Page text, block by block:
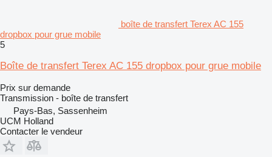
boîte de transfert Terex AC 155
dropbox pour grue mobile
5
Boîte de transfert Terex AC 155 dropbox pour grue mobile
Prix sur demande
Transmission - boîte de transfert
Pays-Bas, Sassenheim
UCM Holland
Contacter le vendeur